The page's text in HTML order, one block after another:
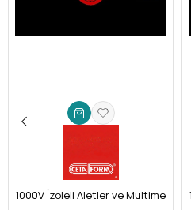
1000V İzoleli Aletler ve